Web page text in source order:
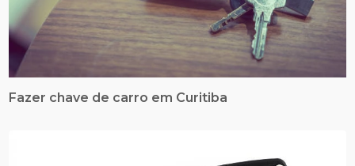
Fazer chave de carro em Curitiba